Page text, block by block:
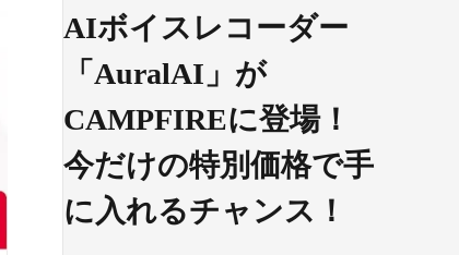
AIボイスレコーダー
「AuralAI」が
CAMPFIREに登場！
今だけの特別価格で手
に入れるチャンス！